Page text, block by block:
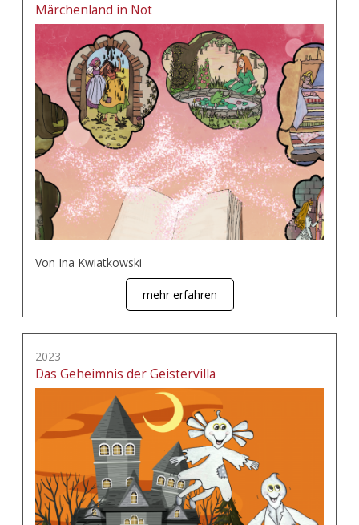
Märchenland in Not
Von Ina Kwiatkowski
mehr erfahren
2023
Das Geheimnis der Geistervilla